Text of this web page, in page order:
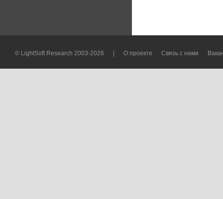
© LightSoft Research 2003-2026 О проекте Связь с нами